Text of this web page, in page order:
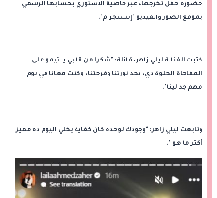
حضوره حفل تخرجها، عبر خاصية الاستوري بحسابها الرسمي
بموقع الصور والفيديو "إنستجرام".
كتبت الفنانة ليلي زاهر، قائلة: "شكرا من قلبي يا تيمو على
المفاجاة الحلوة دي، بجد نورتنا وفرحتنا، وكنت معانا في يوم
مهم جد لينا".
وتابعت ليلي زاهر: "وجودك لوحده كان كفاية يخلي اليوم ده مميز
أكتر ما هو ".